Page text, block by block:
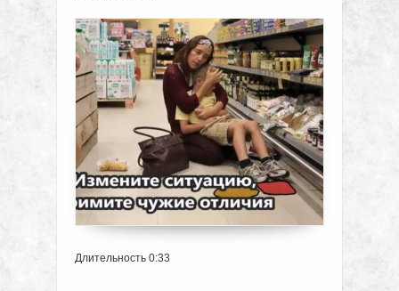
Длительность 0:33